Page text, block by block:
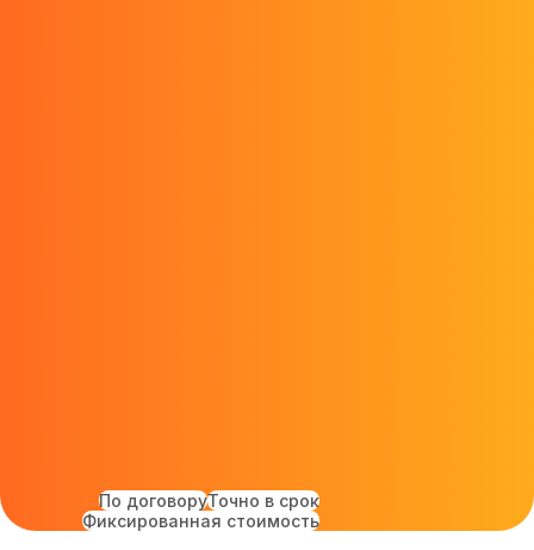
По договоруТочно в срок
Фиксированная стоимость